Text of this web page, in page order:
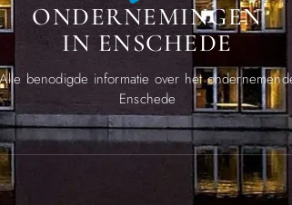
ONDERNEMINGEN
IN ENSCHEDE
benodigde informatie over het
Enschede